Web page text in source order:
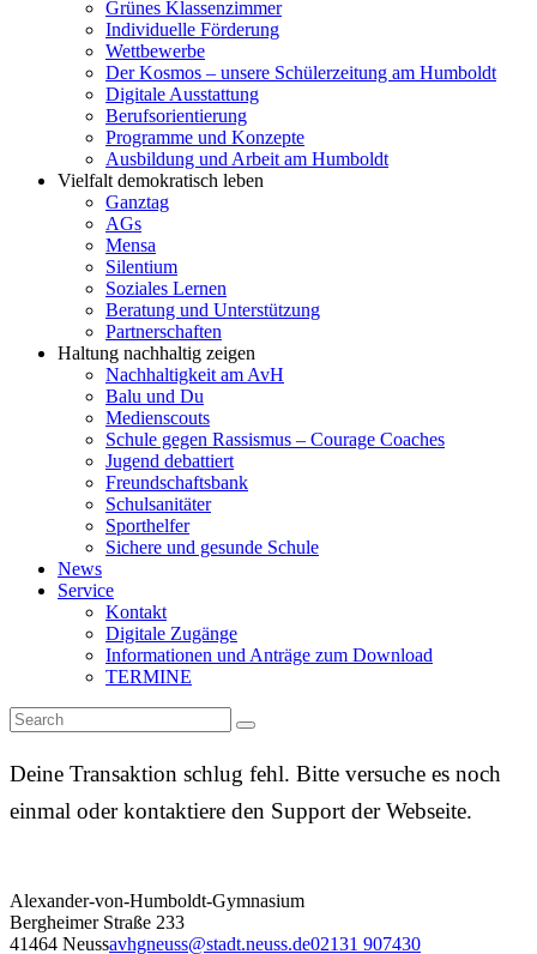
Grünes Klassenzimmer
Individuelle Förderung
Wettbewerbe
Der Kosmos – unsere Schülerzeitung am Humboldt
Digitale Ausstattung
Berufsorientierung
Programme und Konzepte
Ausbildung und Arbeit am Humboldt
Vielfalt demokratisch leben
Ganztag
AGs
Mensa
Silentium
Soziales Lernen
Beratung und Unterstützung
Partnerschaften
Haltung nachhaltig zeigen
Nachhaltigkeit am AvH
Balu und Du
Medienscouts
Schule gegen Rassismus – Courage Coaches
Jugend debattiert
Freundschaftsbank
Schulsanitäter
Sporthelfer
Sichere und gesunde Schule
News
Service
Kontakt
Digitale Zugänge
Informationen und Anträge zum Download
TERMINE
Deine Transaktion schlug fehl. Bitte versuche es noch
einmal oder kontaktiere den Support der Webseite.
Alexander-von-Humboldt-Gymnasium
Bergheimer Straße 233
41464 Neussavhgneuss@stadt.neuss.de02131 907430